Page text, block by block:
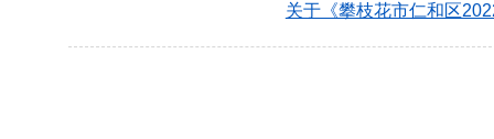
关于《攀枝花市仁和区